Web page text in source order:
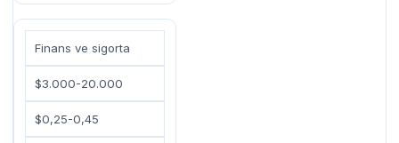
Finans ve sigorta
$3.000-20.000
$0,25-0,45